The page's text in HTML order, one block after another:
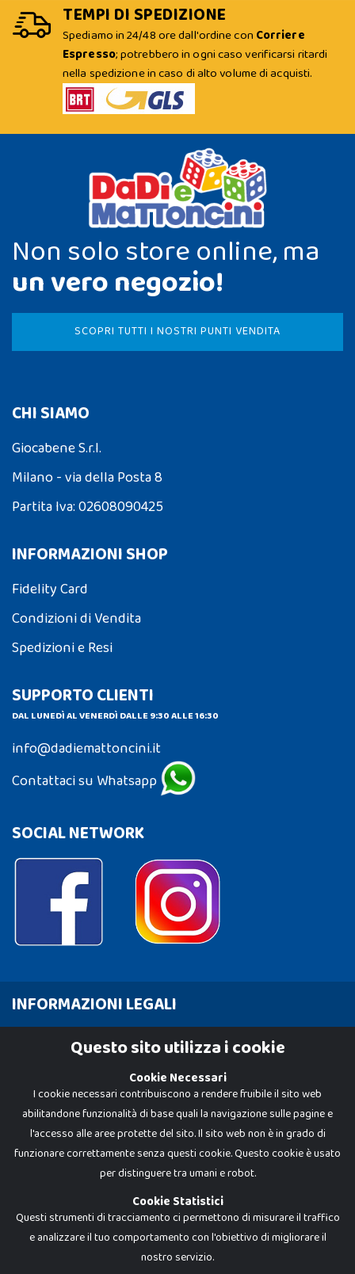
TEMPI DI SPEDIZIONE
Spediamo in 24/48 ore dall'ordine con Corriere
Espresso; potrebbero in ogni caso verificarsi ritardi
nella spedizione in caso di alto volume di acquisti.
Non solo store online, ma
un vero negozio!
SCOPRI TUTTI I NOSTRI PUNTI VENDITA
CHI SIAMO
Giocabene S.r.l.
Milano - via della Posta 8
Partita Iva: 02608090425
INFORMAZIONI SHOP
Fidelity Card
Condizioni di Vendita
Spedizioni e Resi
SUPPORTO CLIENTI
DAL LUNEDÌ AL VENERDÌ DALLE 9:30 ALLE 16:30
info@dadiemattoncini.it
Contattaci su Whatsapp
SOCIAL NETWORK
INFORMAZIONI LEGALI
Cookie Policy
Dadi e Mattoncini è un brand di Giocabene Srl. Ogni riproduzione o utilizzo non
Questo sito utilizza i cookie
Cookie Necessari
I cookie necessari contribuiscono a rendere fruibile il sito web
abilitandone funzionalità di base quali la navigazione sulle pagine e
l'accesso alle aree protette del sito. Il sito web non è in grado di
funzionare correttamente senza questi cookie. Questo cookie è usato
per distinguere tra umani e robot.
Cookie Statistici
Questi strumenti di tracciamento ci permettono di misurare il traffico
e analizzare il tuo comportamento con l'obiettivo di migliorare il
nostro servizio.